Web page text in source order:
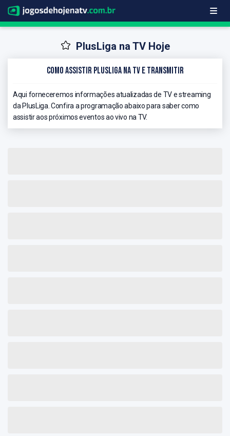
PlusLiga na TV Hoje
Como Assistir PlusLiga na TV e Transmitir
Aqui forneceremos informações atualizadas de TV e streaming
da PlusLiga. Confira a programação abaixo para saber como
assistir aos próximos eventos ao vivo na TV.